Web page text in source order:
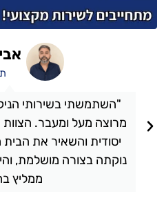
"השתמשתי בשירותי
מרוצה מעל ומעבר. הצוות
יסודית והשאיר את
נוקתה בצורה מושלמת,
ממליץ